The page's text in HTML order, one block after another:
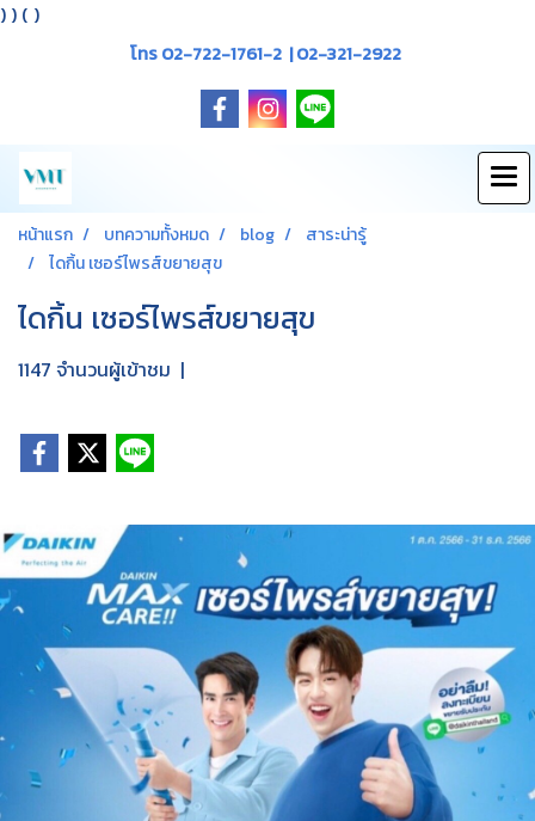
) ) ( )
โทร 02-722-1761-2 | 02-321-2922
หน้าแรก บทความทั้งหมด blog
สาระน่ารู้
ไดกิ้น เซอร์ไพรส์ขยายสุข
ไดกิ้น เซอร์ไพรส์ขยายสุข
1147 จำนวนผู้เข้าชม |